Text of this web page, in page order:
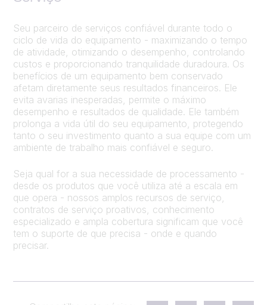
Seu parceiro de serviços confiável durante todo o
ciclo de vida do equipamento - maximizando o tempo
de atividade, otimizando o desempenho, controlando
custos e proporcionando tranquilidade duradoura. Os
benefícios de um equipamento bem conservado
afetam diretamente seus resultados financeiros. Ele
evita avarias inesperadas, permite o máximo
desempenho e resultados de qualidade. Ele também
prolonga a vida útil do seu equipamento, protegendo
tanto o seu investimento quanto a sua equipe com um
ambiente de trabalho mais confiável e seguro.
Seja qual for a sua necessidade de processamento -
desde os produtos que você utiliza até a escala em
que opera - nossos amplos recursos de serviço,
contratos de serviço proativos, conhecimento
especializado e ampla cobertura significam que você
tem o suporte de que precisa - onde e quando
precisar.